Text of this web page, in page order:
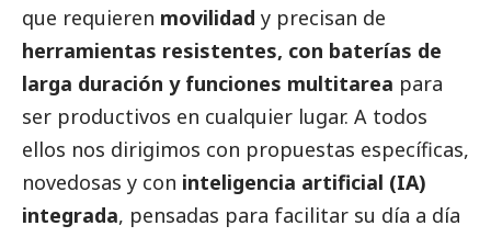
que requieren movilidad y precisan de
herramientas resistentes, con baterías de
larga duración y funciones multitarea para
ser productivos en cualquier lugar. A todos
ellos nos dirigimos con propuestas específicas,
novedosas y con inteligencia artificial (IA)
integrada, pensadas para facilitar su día a día